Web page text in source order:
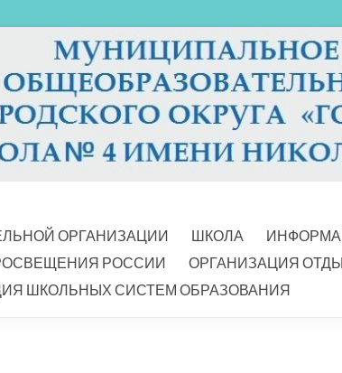
ОРГАНИЗАЦИИ ШКОЛА
РОССИИ ОРГАНИЗАЦИЯ
ШКОЛЬНЫХ СИСТЕМ ОБРАЗОВАНИЯ